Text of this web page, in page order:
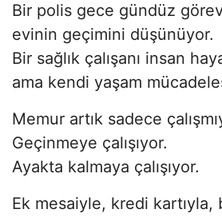
Bir polis gece gündüz
evinin geçimini düşünüyor.
Bir sağlık çalışanı insan
ama kendi yaşam
Memur artık sadece
Geçinmeye çalışıyor.
Ayakta kalmaya çalışıyor.
Ek mesaiyle, kredi kartıyla,